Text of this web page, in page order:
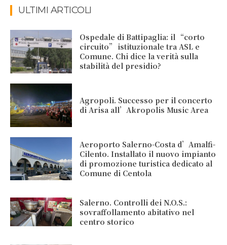
ULTIMI ARTICOLI
Ospedale di Battipaglia: il “corto
circuito” istituzionale tra ASL e
Comune. Chi dice la verità sulla
stabilità del presidio?
Agropoli. Successo per il concerto
di Arisa all’Akropolis Music Area
Aeroporto Salerno-Costa d’Amalfi-
Cilento. Installato il nuovo impianto
di promozione turistica dedicato al
Comune di Centola
Salerno. Controlli dei N.O.S.:
sovraffollamento abitativo nel
centro storico